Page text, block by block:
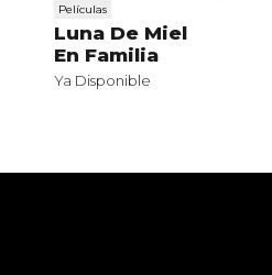
Películas
Luna De Miel
En Familia
Ya Disponible